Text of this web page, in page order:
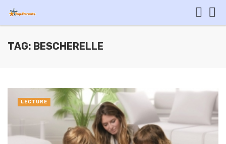
TAG: BESCHERELLE
LECTURE